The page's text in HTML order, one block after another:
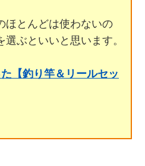
ほとんどは使わないの
ぶといいと思います。
【釣り竿＆リールセッ